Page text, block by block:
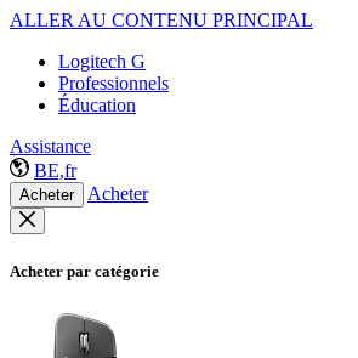
ALLER AU CONTENU PRINCIPAL
Logitech G
Professionnels
Éducation
Assistance
BE,fr
Acheter Acheter
Acheter par catégorie